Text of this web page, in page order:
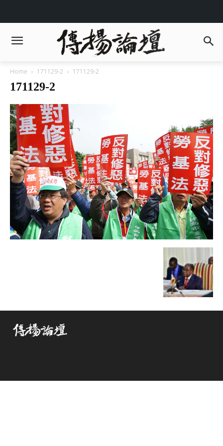
Home 171129-2 171129-2
171129-2